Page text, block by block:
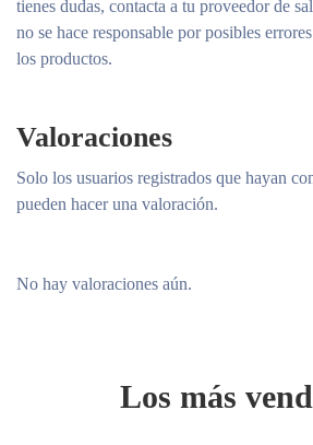
tienes dudas, contacta a tu proveedor de
no se hace responsable por posibles
los productos.
Valoraciones
No hay valoraciones aún.
Solo los usuarios registrados que hayan
pueden hacer una valoración.
Los más